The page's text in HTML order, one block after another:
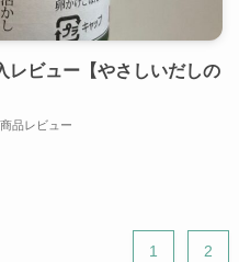
レビュー【やさしいだしの
商品レビュー
1 2